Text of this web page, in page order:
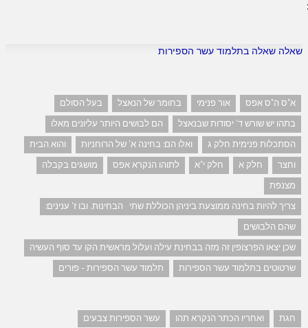
שאלה שאלה בתלמוד עשר הספירות
א"ס ה"ס אפס אור פנימי בחומר של הנאצל
בעל הסולם
בתהו יש שורש ד' יסודות שבנאצל
הם לבושים היותר עליונים מאלו
הסתכלות פנימית חלק ג
ואלו הם: בחינה א' של הרוחניות
והוא הבית
וחצר
חלק א חלק י"א לתוהו הנקרא אפס
מושגים בקבלה
מצנפת
צריך להיות בחינה ממוצעת ביניהן הכוללת שתי הבחינות. ובו ז' ענינים:
שהם הלבושים
שכן יצאו הפרצופין זה מזה בבחינת עילה ועלול מראשית הקו עד סוף העשיה
שרטוטים בתלמוד עשר הספירות
תלמוד עשר הספירות - פורים
חגת ואחריו הכתר הנקרא תהו
עשר הספירות צבעים